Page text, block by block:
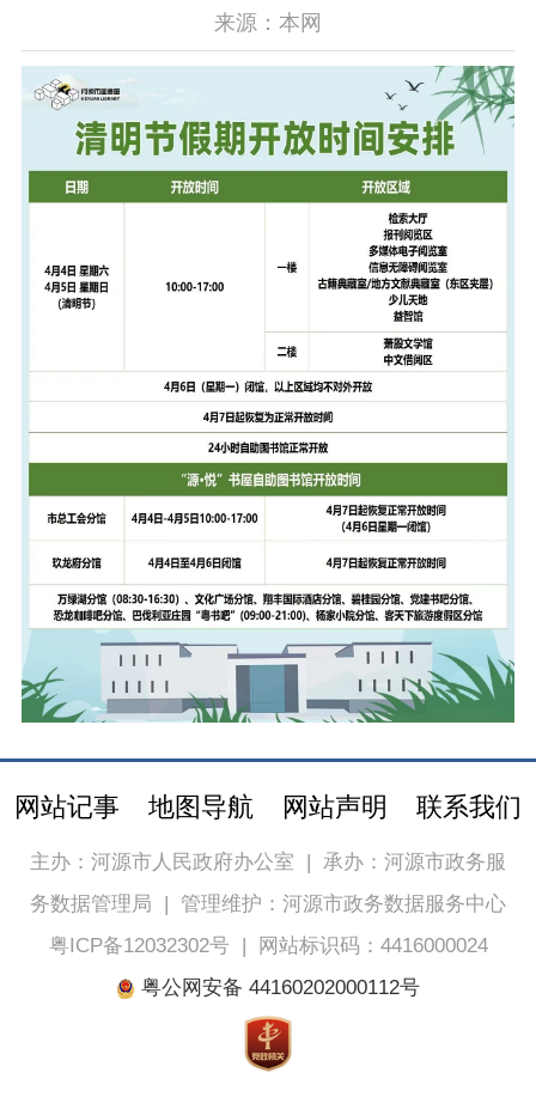
来源：本网
网站记事 地图导航 网站声明 联系我们
主办：河源市人民政府办公室 | 承办：河源市政务服
务数据管理局 | 管理维护：河源市政务数据服务中心
粤ICP备12032302号|
网站标识码：4416000024
粤公网安备 44160202000112号